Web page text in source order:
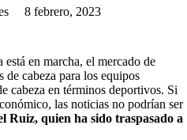
8 febrero, 2023
en marcha, el mercado de
de cabeza para los equipos
cabeza en términos deportivos. Si
las noticias no podrían ser
Ruiz, quien ha sido traspasado a